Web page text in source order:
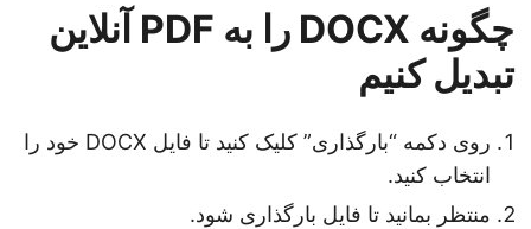
چگونه DOCX را به PDF آنلاین
تبدیل کنیم
روی دکمه “بارگذاری” کلیک کنید تا فایل DOCX خود را
انتخاب کنید.
منتظر بمانید تا فایل بارگذاری شود.